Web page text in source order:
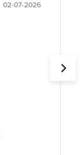
02-07-2026